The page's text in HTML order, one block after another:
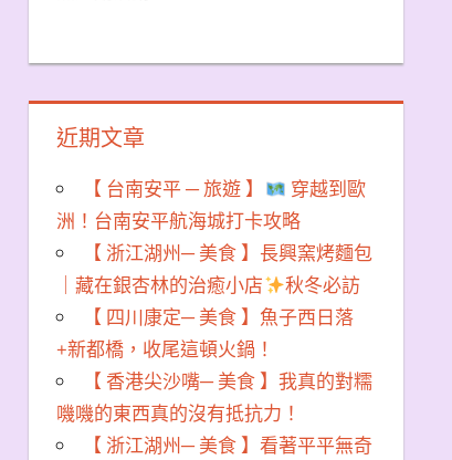
近期文章
【 台南安平 ─ 旅遊 】
穿越到歐
洲！台南安平航海城打卡攻略
【 浙江湖州─ 美食 】長興窯烤麵包
｜藏在銀杏林的治癒小店
秋冬必訪
【 四川康定─ 美食 】魚子西日落
+新都橋，收尾這頓火鍋！
【 香港尖沙嘴─ 美食 】我真的對糯
嘰嘰的東西真的沒有抵抗力！
【 浙江湖州─ 美食 】看著平平無奇